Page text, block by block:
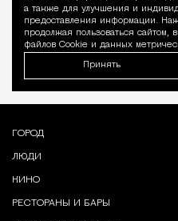
а также для улучшения и
предоставления информации.
продолжая пользоваться сайтом,
файлов Cookie и данных
Принять
ГОРОД
ЛЮДИ
КИНО
РЕСТОРАНЫ И БАРЫ